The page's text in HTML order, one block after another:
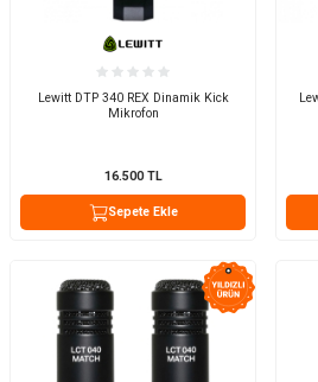
Lewitt DTP 340 REX Dinamik Kick
Mikrofon
16.500TL
Sepete Ekle